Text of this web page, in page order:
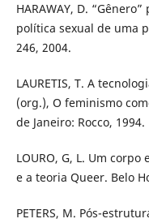
HARAWAY, D.
política sexual de uma
246, 2004.
LAURETIS, T. A
(org.), O feminismo
de Janeiro: Rocco, 1994.
LOURO, G, L. Um
e a teoria Queer. Belo
PETERS, M. Pós-